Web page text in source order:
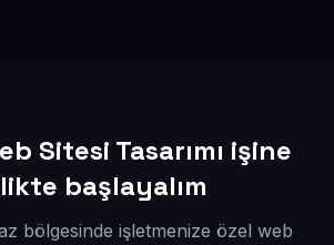
Sitesi Tasarımı işine
başlayalım
bölgesinde işletmenize özel web